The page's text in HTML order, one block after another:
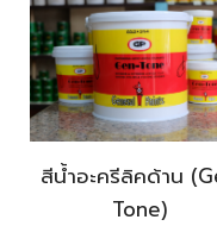
สีน้ำอะครีลิคด้าน
Tone)